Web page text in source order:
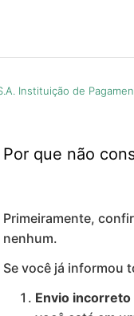
Instituição de
Por que não
Primeiramente,
nenhum.
Se você já informou
Envio